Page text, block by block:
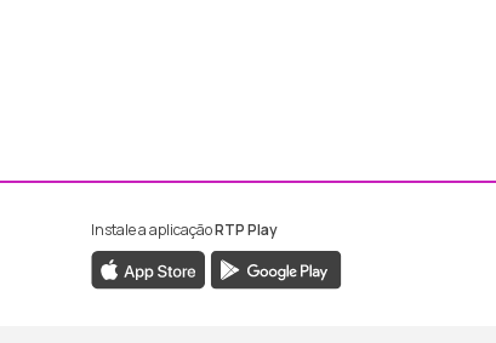
da RTP Madeira
da RTP Madeira
Instale a aplicaçãoRTP Play